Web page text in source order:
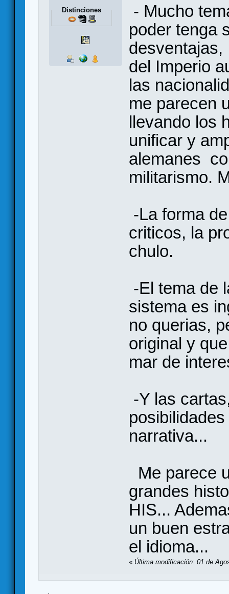
Distinciones
- Mucho
poder tenga
del Imperio
las
me parecen
llevando los
unificar y
alemanes
militarismo.
-La forma
criticos, la
chulo.
-El tema de
sistema es
no querias,
original y
mar de
-Y las
narrativa...
Me parece
grandes
HIS...
un buen
el idioma...
« Última modificación: 01 de